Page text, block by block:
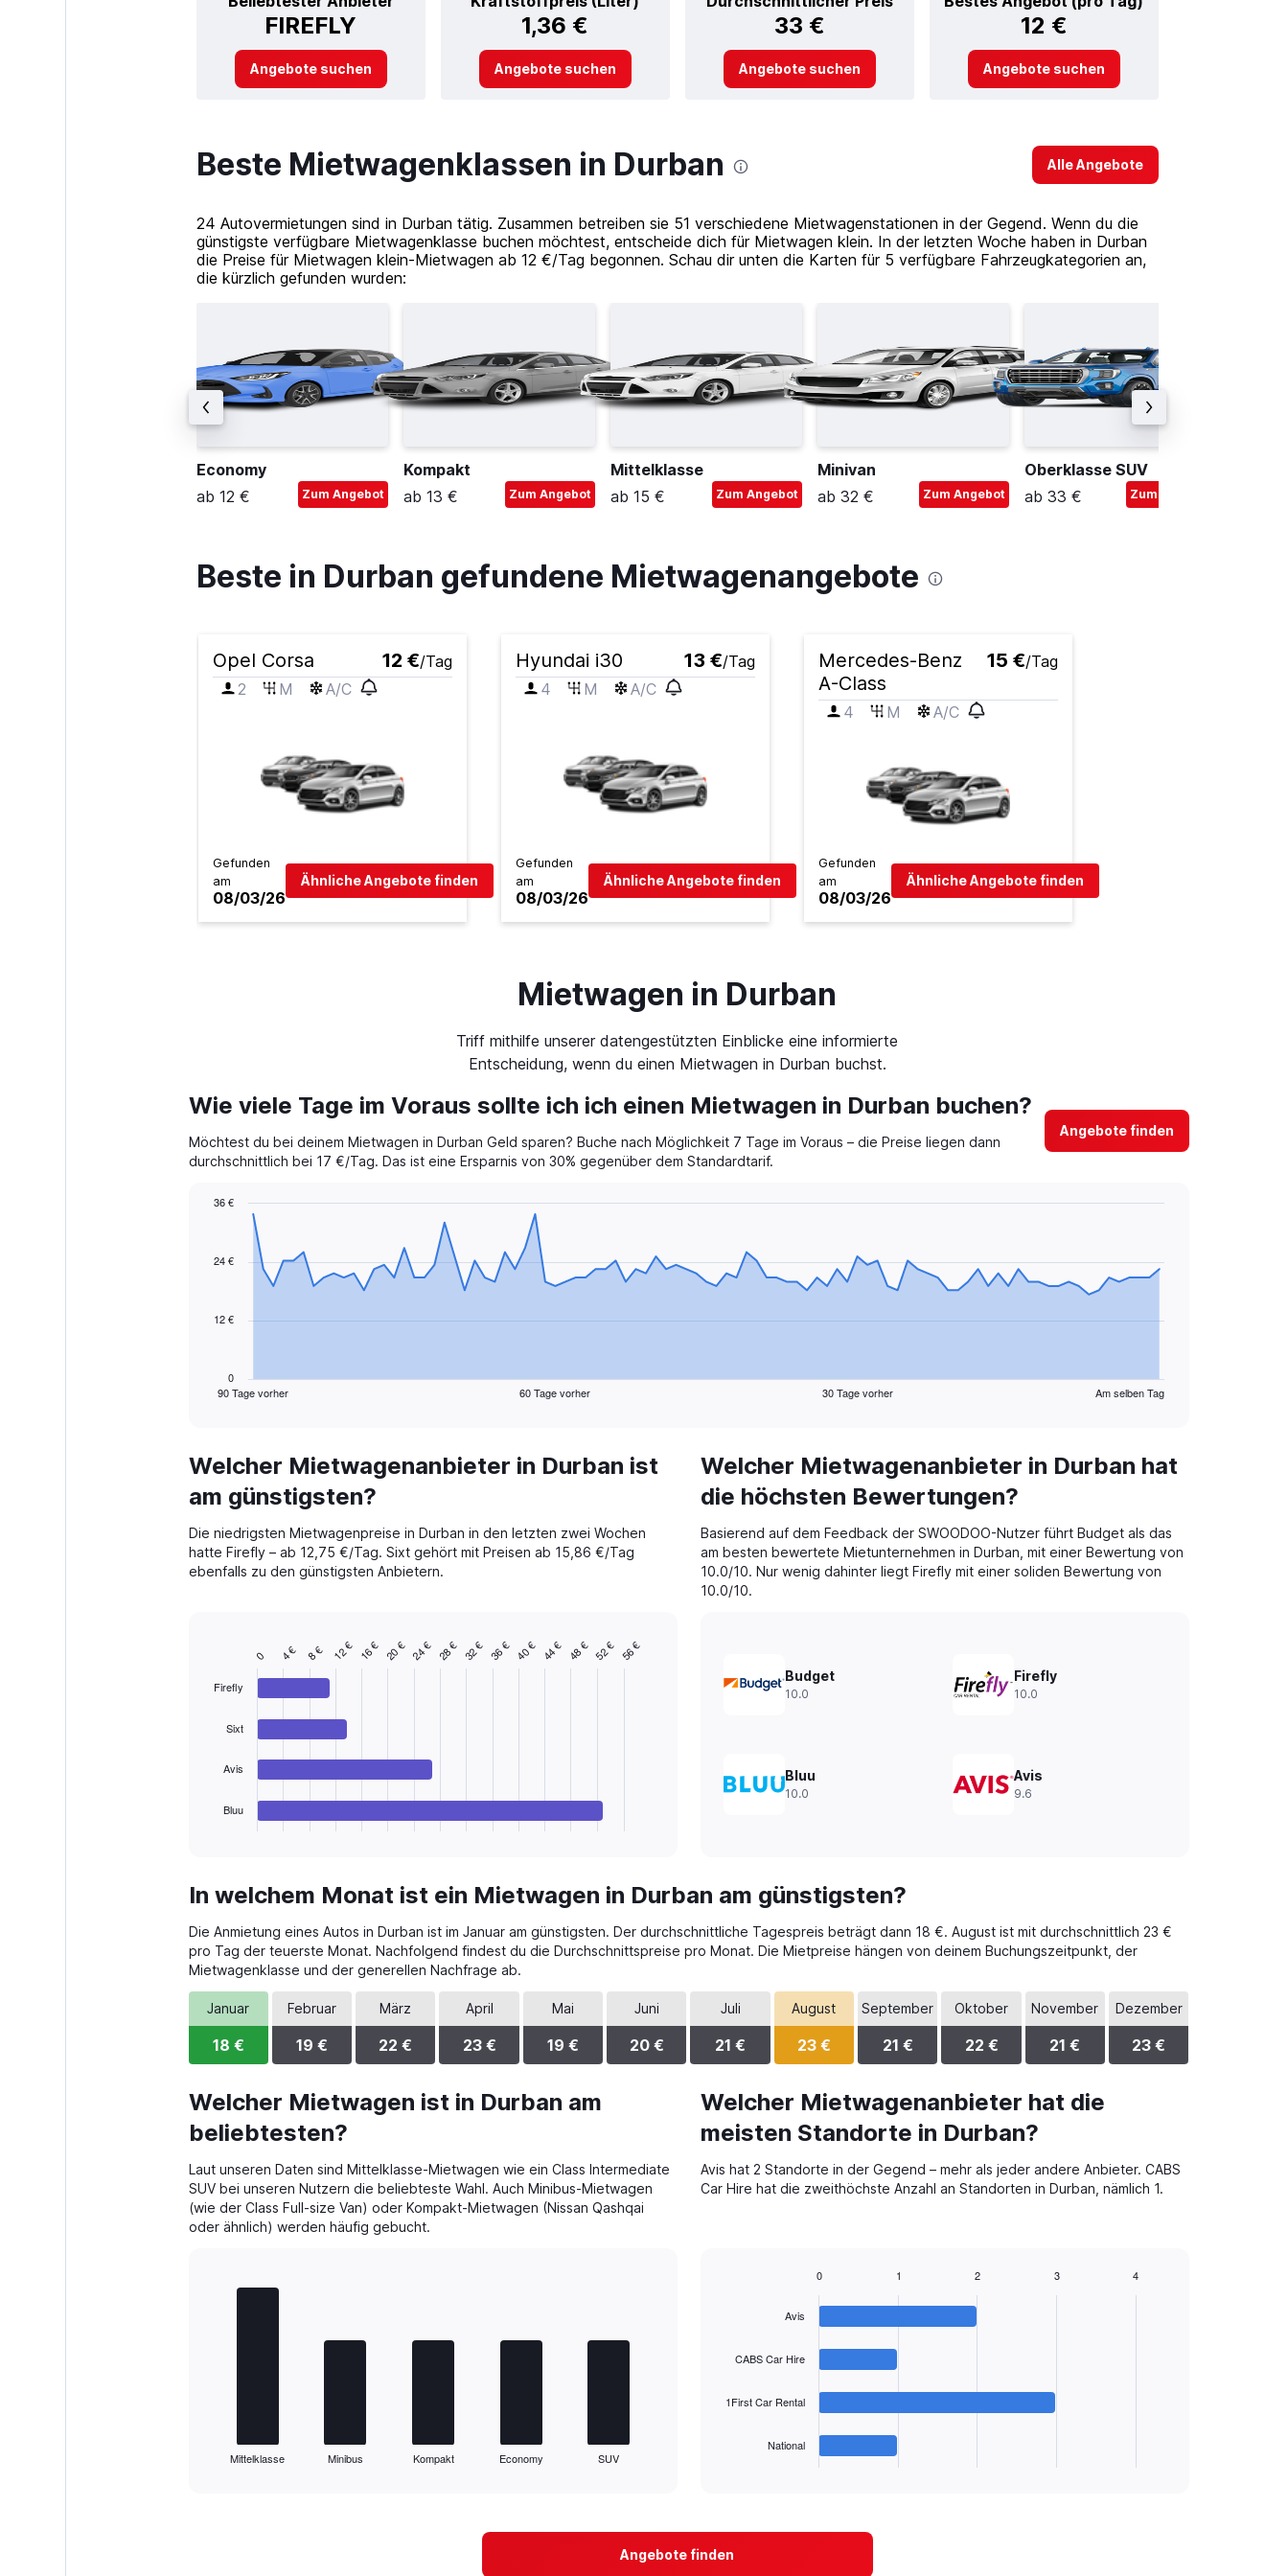
FIREFLY 1,36 € 33 € 12 €
Angebote suchen Angebote suchen Angebote suchen Angebote suchen
Beste Mietwagenklassen in Durban Alle Angebote
24 Autovermietungen sind in Durban tätig. Zusammen betreiben sie 51 verschiedene Mietwagenstationen in der Gegend. Wenn du die
günstigste verfügbare Mietwagenklasse buchen möchtest, entscheide dich für Mietwagen klein. In der letzten Woche haben in Durban
die Preise für Mietwagen klein-Mietwagen ab 12 €/Tag begonnen. Schau dir unten die Karten für 5 verfügbare Fahrzeugkategorien an,
die kürzlich gefunden wurden:
Economy
ab 12 €
Zum Angebot
Kompakt
ab 13 €
Zum Angebot
Mittelklasse
ab 15 €
Zum Angebot
Minivan
ab 32 €
Zum Angebot
Oberklasse SUV
ab 33 €
Zum Angebot
Beste in Durban gefundene Mietwagenangebote
Opel Corsa 12 €/Tag
2
M A/C
Gefunden
am
08/03/26
Ähnliche Angebote finden
Hyundai i30 13 €/Tag
4
M A/C
Gefunden
am
08/03/26
Ähnliche Angebote finden
Mercedes-Benz
A-Class
15 €/Tag
4 M A/C
Gefunden
am
08/03/26
Ähnliche Angebote finden
Mietwagen in Durban
Triff mithilfe unserer datengestützten Einblicke eine informierte
Entscheidung, wenn du einen Mietwagen in Durban buchst.
Wie viele Tage im Voraus sollte ich ich einen Mietwagen in Durban buchen?
Möchtest du bei deinem Mietwagen in Durban Geld sparen? Buche nach Möglichkeit 7 Tage im Voraus – die Preise liegen dann
durchschnittlich bei 17 €/Tag. Das ist eine Ersparnis von 30% gegenüber dem Standardtarif.
Angebote finden
data
The
Range:
categories.
chart
has
1
90 Tage vorher 60 Tage vorher 30 Tage vorher Am selben Tag
0
12 €
24 €
36 €
End
Welcher Mietwagenanbieter in Durban ist
am günstigsten?
Die niedrigsten Mietwagenpreise in Durban in den letzten zwei Wochen
hatte Firefly – ab 12,75 €/Tag. Sixt gehört mit Preisen ab 15,86 €/Tag
ebenfalls zu den günstigsten Anbietern.
with
chart
Range:
categories.
The
chart
has
1
Y
axis
displaying
Range:
0
to
Firefly
Sixt
Avis
Bluu
0 4 € 8 € 12 € 16 € 20 € 24 € 28 € 32 € 36 € 40 € 44 € 48 € 52 € 56 €
Welcher Mietwagenanbieter in Durban hat
die höchsten Bewertungen?
Basierend auf dem Feedback der SWOODOO-Nutzer führt Budget als das
am besten bewertete Mietunternehmen in Durban, mit einer Bewertung von
10.0/10. Nur wenig dahinter liegt Firefly mit einer soliden Bewertung von
10.0/10.
Budget
10.0
Firefly
10.0
Bluu
10.0
Avis
9.6
In welchem Monat ist ein Mietwagen in Durban am günstigsten?
Die Anmietung eines Autos in Durban ist im Januar am günstigsten. Der durchschnittliche Tagespreis beträgt dann 18 €. August ist mit durchschnittlich 23 €
pro Tag der teuerste Monat. Nachfolgend findest du die Durchschnittspreise pro Monat. Die Mietpreise hängen von deinem Buchungszeitpunkt, der
Mietwagenklasse und der generellen Nachfrage ab.
Januar
18 €
Februar
19 €
März
22 €
April
23 €
Mai
19 €
Juni
20 €
Juli
21 €
August
23 €
September
21 €
Oktober
22 €
November
21 €
Dezember
23 €
Welcher Mietwagen ist in Durban am
beliebtesten?
Laut unseren Daten sind Mittelklasse-Mietwagen wie ein Class Intermediate
SUV bei unseren Nutzern die beliebteste Wahl. Auch Minibus-Mietwagen
(wie der Class Full-size Van) oder Kompakt-Mietwagen (Nissan Qashqai
oder ähnlich) werden häufig gebucht.
Mittelklasse Minibus Kompakt Economy SUV
Welcher Mietwagenanbieter hat die
meisten Standorte in Durban?
Avis hat 2 Standorte in der Gegend – mehr als jeder andere Anbieter. CABS
Car Hire hat die zweithöchste Anzahl an Standorten in Durban, nämlich 1.
chart
Range:
4
Avis
CABS Car Hire
1First Car Rental
National
0 1 2 3 4
Angebote finden